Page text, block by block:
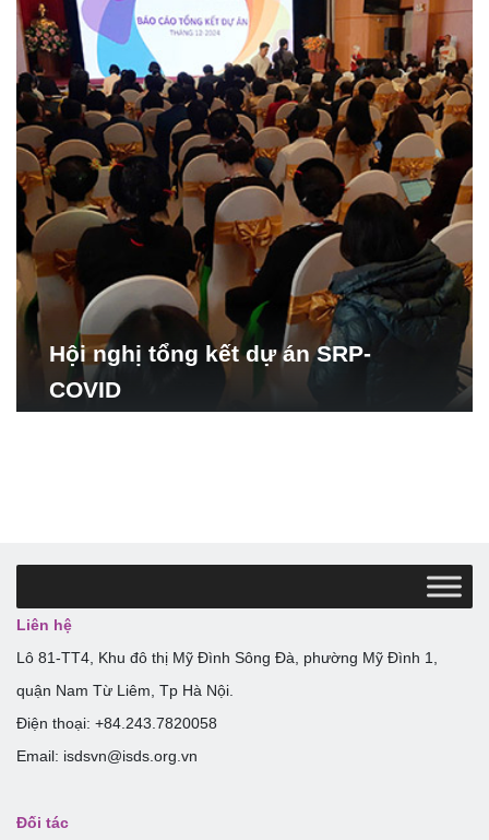
Hội nghị tổng kết dự án SRP-
COVID
Liên hệ
Lô 81-TT4, Khu đô thị Mỹ Đình Sông Đà, phường Mỹ Đình 1,
quận Nam Từ Liêm, Tp Hà Nội.
Điện thoại: +84.243.7820058
Email: isdsvn@isds.org.vn
Đối tác